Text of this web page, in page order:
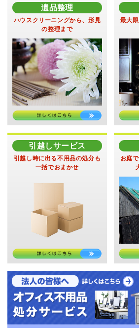
遺品整理
ハウスクリーニングから、 形見
の整理まで
最大
引越しサービス
引越し時に出る不用品の処分 も
一括でおまかせ
お庭